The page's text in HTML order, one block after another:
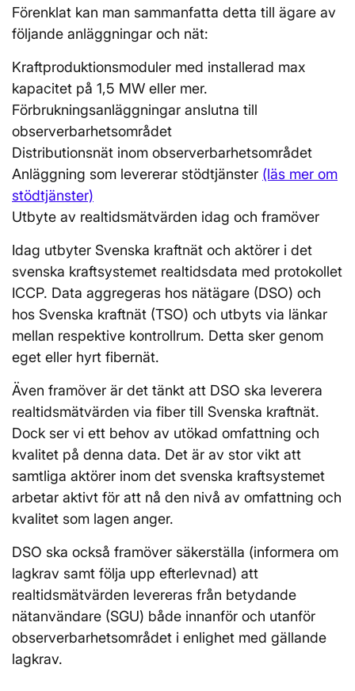
Förenklat kan man sammanfatta detta till ägare av
följande anläggningar och nät:
Kraftproduktionsmoduler med installerad max
kapacitet på 1,5 MW eller mer.
Förbrukningsanläggningar anslutna till
observerbarhetsområdet
Distributionsnät inom observerbarhetsområdet
Anläggning som levererar stödtjänster (läs mer om
stödtjänster)
Utbyte av realtidsmätvärden idag och framöver
Idag utbyter Svenska kraftnät och aktörer i det
svenska kraftsystemet realtidsdata med protokollet
ICCP. Data aggregeras hos nätägare (DSO) och
hos Svenska kraftnät (TSO) och utbyts via länkar
mellan respektive kontrollrum. Detta sker genom
eget eller hyrt fibernät.
Även framöver är det tänkt att DSO ska leverera
realtidsmätvärden via fiber till Svenska kraftnät.
Dock ser vi ett behov av utökad omfattning och
kvalitet på denna data. Det är av stor vikt att
samtliga aktörer inom det svenska kraftsystemet
arbetar aktivt för att nå den nivå av omfattning och
kvalitet som lagen anger.
DSO ska också framöver säkerställa (informera om
lagkrav samt följa upp efterlevnad) att
realtidsmätvärden levereras från betydande
nätanvändare (SGU) både innanför och utanför
observerbarhetsområdet i enlighet med gällande
lagkrav.